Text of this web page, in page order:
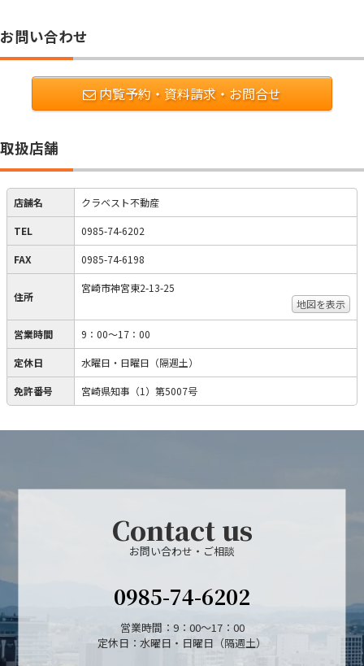
お問い合わせ
内覧予約・資料請求・お問合せ
取扱店舗
店舗名 クラベスト不動産
TEL 0985-74-6202
FAX 0985-74-6198
住所
宮崎市神宮東2-13-25
地図を表示
営業時間 9：00～17：00
定休日 水曜日・日曜日（隔週土）
免許番号 宮崎県知事（1）第5007号
Contact us
お問い合わせ・ご相談
0985-74-6202
営業時間：9：00～17：00
定休日：水曜日・日曜日（隔週土）